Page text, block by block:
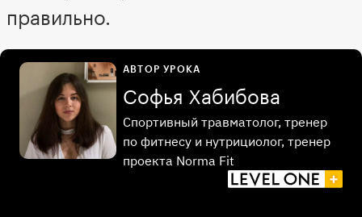
правильно.
АВТОР УРОКА
Софья Хабибова
Спортивный травматолог, тренер
по фитнесу и нутрициолог, тренер
проекта Norma Fit